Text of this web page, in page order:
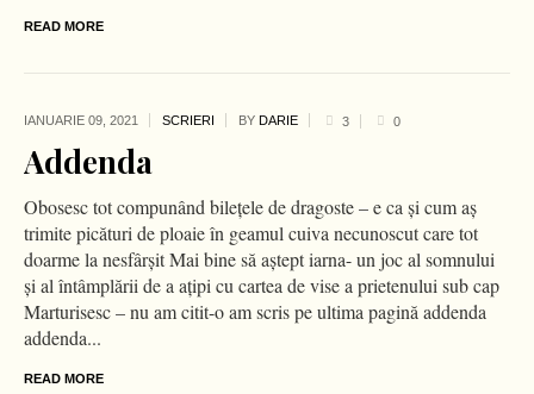
READ MORE
IANUARIE 09, 2021 SCRIERI BY DARIE 3 0
Addenda
Obosesc tot compunând bilețele de dragoste – e ca și cum aș
trimite picături de ploaie în geamul cuiva necunoscut care tot
doarme la nesfârșit Mai bine să aștept iarna- un joc al somnului
și al întâmplării de a ațipi cu cartea de vise a prietenului sub cap
Marturisesc – nu am citit-o am scris pe ultima pagină addenda
addenda...
READ MORE